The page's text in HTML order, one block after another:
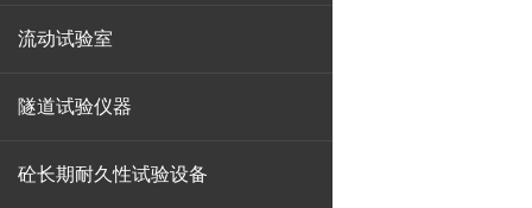
流动试验室
隧道试验仪器
砼长期耐久性试验设备